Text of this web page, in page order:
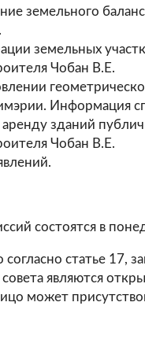
земельного
земельных
Чобан В.Е.
Информация
зданий
Чобан В.Е.
состоятся в
согласно статье 17,
совета являются
может